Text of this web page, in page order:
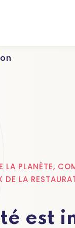
LA PLANÈTE,
DE LA
est